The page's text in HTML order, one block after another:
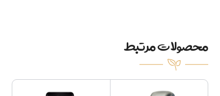
محصولات مرتبط